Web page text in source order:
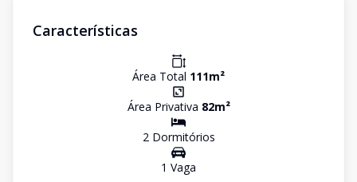
Características
Área Total 111m²
Área Privativa 82m²
2Dormitórios
1 Vaga